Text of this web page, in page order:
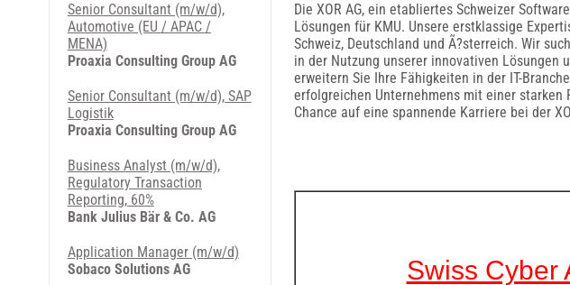
Die XOR AG, ein etabliertes Schweizer
Lösungen für KMU. Unsere erstklassige
Schweiz, Deutschland und Ã?sterreich. Wir
in der Nutzung unserer innovativen Lösungen
erweitern Sie Ihre Fähigkeiten in der IT-
erfolgreichen Unternehmens mit einer starken
Chance auf eine spannende Karriere bei der
Senior Consultant (m/w/d),
Automotive (EU / APAC /
MENA)
Proaxia Consulting Group AG
Senior Consultant (m/w/d), SAP
Logistik
Proaxia Consulting Group AG
Business Analyst (m/w/d),
Regulatory Transaction
Reporting, 60%
Bank Julius Bär & Co. AG
Application Manager (m/w/d)
Sobaco Solutions AG